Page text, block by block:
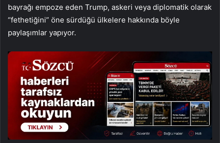
bayrağı empoze eden Trump, askeri veya diplomatik olarak
“fethetiğini” öne sürdüğü ülkelere hakkında böyle
paylaşımlar yapıyor.